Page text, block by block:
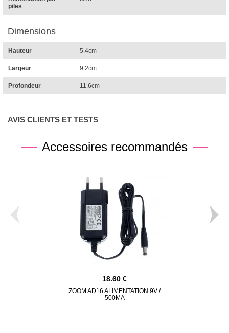
piles
Dimensions
Hauteur 5.4cm
Largeur 9.2cm
Profondeur 11.6cm
AVIS CLIENTS ET TESTS
Accessoires recommandés
18.60
ZOOM AD16 ALIMENTATION 9V /
500MA